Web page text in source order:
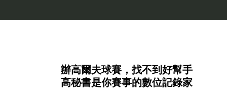
辦高爾夫球賽，找不到好幫手
高秘書是你賽事的數位記錄家